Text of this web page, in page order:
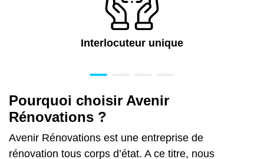
Interlocuteur unique
Pourquoi choisir Avenir
Rénovations ?
Avenir Rénovations est une entreprise de
rénovation tous corps d’état. A ce titre, nous